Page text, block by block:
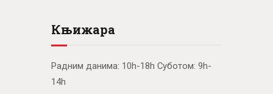
Књижара
Радним данима: 10h-18h Суботом: 9h-
14h